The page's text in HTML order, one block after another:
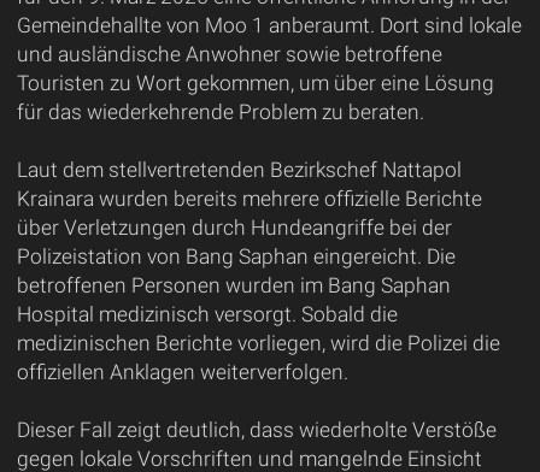
Gemeindehallte von Moo 1 anberaumt. Dort sind lokale
und ausländische Anwohner sowie betroffene
Touristen zu Wort gekommen, um über eine Lösung
für das wiederkehrende Problem zu beraten.
Laut dem stellvertretenden Bezirkschef Nattapol
Krainara wurden bereits mehrere offizielle Berichte
über Verletzungen durch Hundeangriffe bei der
Polizeistation von Bang Saphan eingereicht. Die
betroffenen Personen wurden im Bang Saphan
Hospital medizinisch versorgt. Sobald die
medizinischen Berichte vorliegen, wird die Polizei die
offiziellen Anklagen weiterverfolgen.
Dieser Fall zeigt deutlich, dass wiederholte Verstöße
gegen lokale Vorschriften und mangelnde Einsicht